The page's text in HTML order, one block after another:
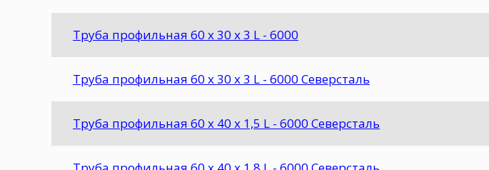
Труба профильная 60 х 30 х 3 L - 6000
Труба профильная 60 х 30 х 3 L - 6000 Северсталь
Труба профильная 60 х 40 х 1,5 L - 6000 Северсталь